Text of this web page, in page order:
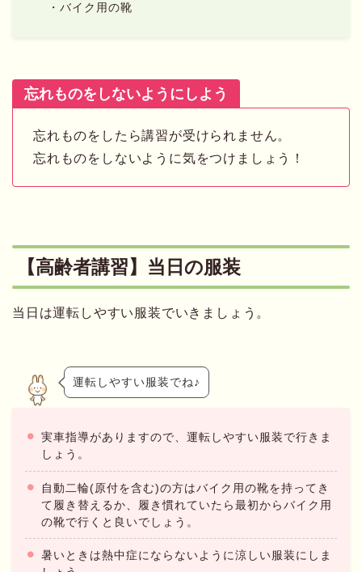
・バイク用の靴
忘れものをしないようにしよう
忘れものをしたら講習が受けられません。
忘れものをしないように気をつけましょう！
【高齢者講習】当日の服装
当日は運転しやすい服装でいきましょう。
運転しやすい服装でね♪
実車指導がありますので、運転しやすい服装で行きま
しょう。
自動二輪(原付を含む)の方はバイク用の靴を持ってき
て履き替えるか、履き慣れていたら最初からバイク用
の靴で行くと良いでしょう。
暑いときは熱中症にならないように涼しい服装にしま